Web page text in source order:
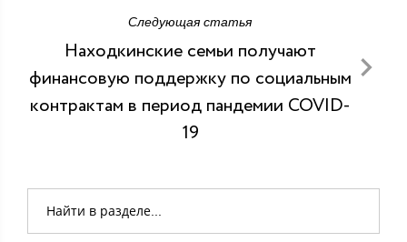
Следующая статья
Находкинские семьи получают
финансовую поддержку по социальным
контрактам в период пандемии COVID-
19